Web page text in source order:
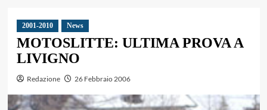
2001-2010 News
MOTOSLITTE: ULTIMA PROVA A
LIVIGNO
Redazione 26 Febbraio 2006